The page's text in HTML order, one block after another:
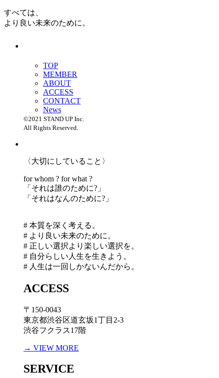
すべては、
より良い未来のために。
TOP
MEMBER
ABOUT
ACCESS
CONTACT
News
©2021 STAND UP Inc.
All Rights Reserved.
〈大切にしていること〉
for whom ? for what ?
「 それは誰のために?」
「 それはなんのために?」
# 本質を深く考える。
# より良い未来のために。
# 正しい選択より楽しい選択を。
# 自分らしい人生を生きよう。
# 人生は一回しかないんだから。
ACCESS
〒150-0043
東京都渋谷区道玄坂1丁目2-3
渋谷フクラス17階
→ VIEW MORE
SERVICE